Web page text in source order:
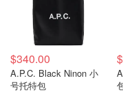
$340.00
A.P.C. Black Ninon 小
号托特包